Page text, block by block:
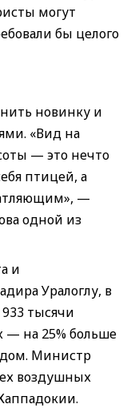
могут
бы целого
новинку и
«Вид на
— это нечто
птицей, а
—
одной из
и
Уралоглу, в
тысячи
— на 25% больше
Министр
воздушных